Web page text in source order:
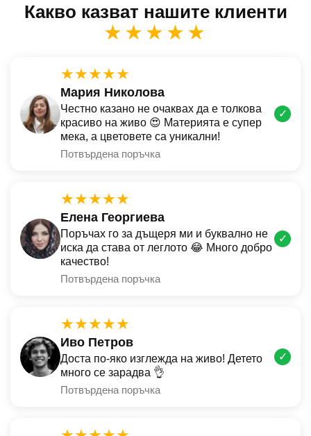
Какво казват нашите клиенти
★★★★★
★★★★★
Мария Николова
Честно казано не очаквах да е толкова
красиво на живо 😍 Материята е супер
мека, а цветовете са уникални!
Потвърдена поръчка
✓
★★★★★
Елена Георгиева
Поръчах го за дъщеря ми и буквално не
иска да става от леглото 😂 Много добро
качество!
Потвърдена поръчка
✓
★★★★★
Иво Петров
Доста по-яко изглежда на живо! Детето
много се зарадва 👌
Потвърдена поръчка
✓